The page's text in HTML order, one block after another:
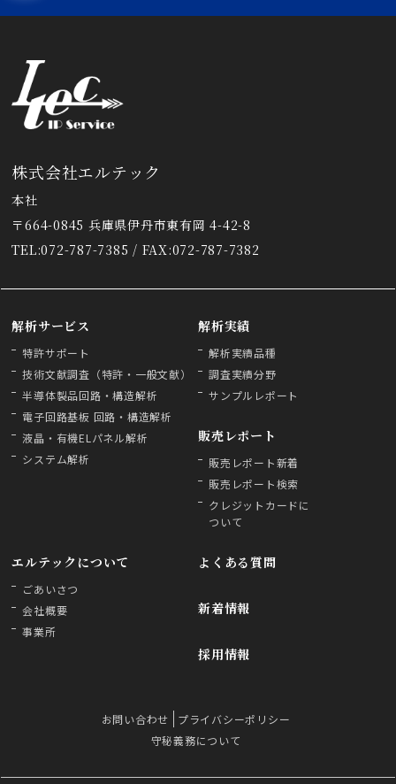
株式会社エルテック
本社
〒664-0845 兵庫県伊丹市東有岡 4-42-8
TEL:072-787-7385 / FAX:072-787-7382
解析サービス
特許サポート
技術文献調査（特許・一般文献）
半導体製品回路・構造解析
電子回路基板 回路・構造解析
液晶・有機ELパネル解析
システム解析
解析実績
解析実績品種
調査実績分野
サンプルレポート
販売レポート
販売レポート新着
販売レポート検索
クレジットカードに
ついて
エルテックについて
ごあいさつ
会社概要
事業所
よくある質問
新着情報
採用情報
お問い合わせ
プライバシーポリシー
守秘義務について